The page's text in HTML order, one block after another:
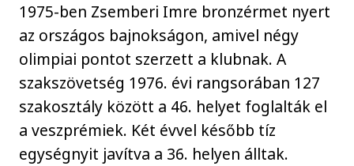
1975-ben Zsemberi Imre bronzérmet nyert
az országos bajnokságon, amivel négy
olimpiai pontot szerzett a klubnak. A
szakszövetség 1976. évi rangsorában 127
szakosztály között a 46. helyet foglalták el
a veszprémiek. Két évvel később tíz
egységnyit javítva a 36. helyen álltak.